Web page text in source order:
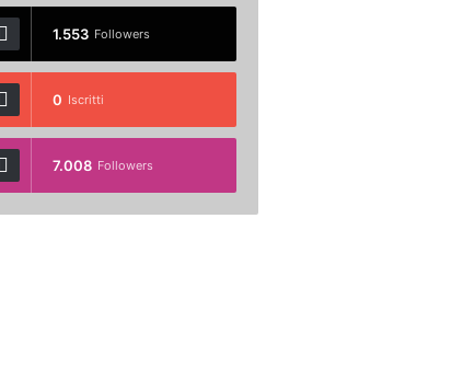
1.553 Followers
0 Iscritti
7.008 Followers